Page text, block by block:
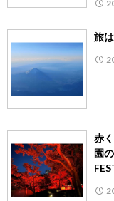
旅
赤
園